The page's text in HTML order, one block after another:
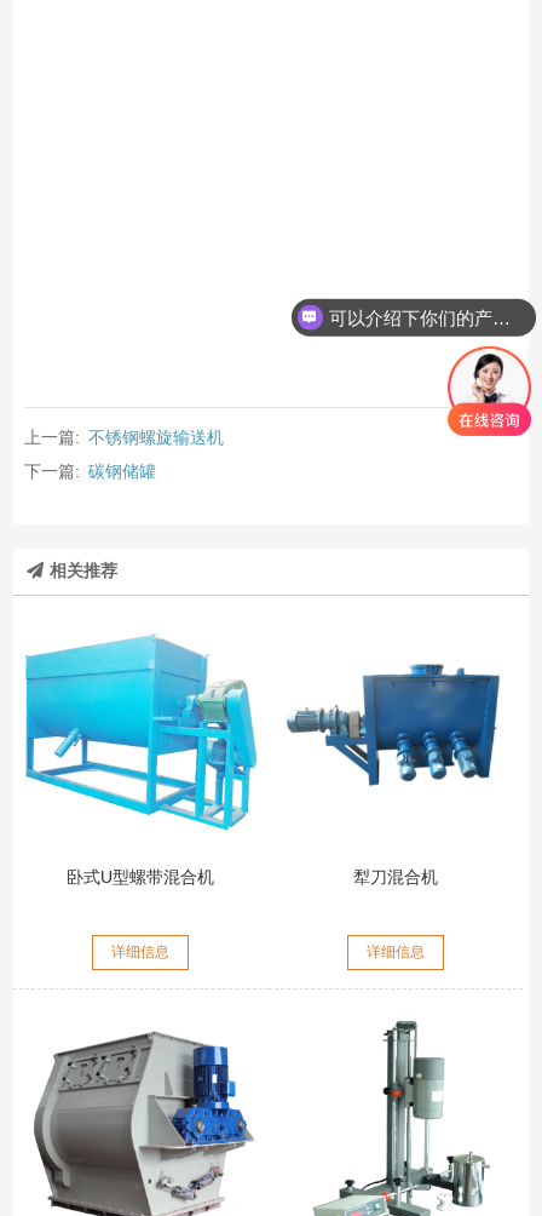
上一篇: 不锈钢螺旋输送机
下一篇: 碳钢储罐
相关推荐
卧式U型螺带混合机
详细信息
犁刀混合机
详细信息
可以介绍下你们的产品么？